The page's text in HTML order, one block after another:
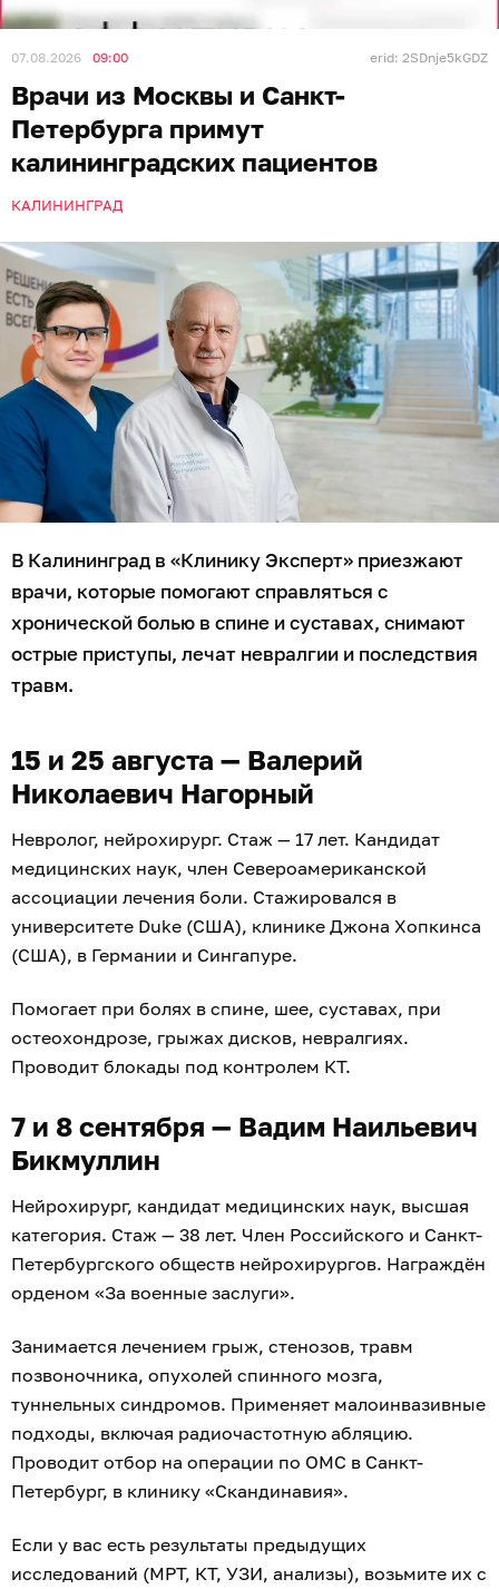
07.08.2026 09:00 erid: 2SDnje5kGDZ
Врачи из Москвы и Санкт-
Петербурга примут
калининградских пациентов
КАЛИНИНГРАД
В Калининград в «Клинику Эксперт» приезжают
врачи, которые помогают справляться с
хронической болью в спине и суставах, снимают
острые приступы, лечат невралгии и последствия
травм.
15 и 25 августа — Валерий
Николаевич Нагорный
Невролог, нейрохирург. Стаж — 17 лет. Кандидат
медицинских наук, член Североамериканской
ассоциации лечения боли. Стажировался в
университете Duke (США), клинике Джона Хопкинса
(США), в Германии и Сингапуре.
Помогает при болях в спине, шее, суставах, при
остеохондрозе, грыжах дисков, невралгиях.
Проводит блокады под контролем КТ.
7 и 8 сентября — Вадим Наильевич
Бикмуллин
Нейрохирург, кандидат медицинских наук, высшая
категория. Стаж — 38 лет. Член Российского и Санкт-
Петербургского обществ нейрохирургов. Награждён
орденом «За военные заслуги».
Занимается лечением грыж, стенозов, травм
позвоночника, опухолей спинного мозга,
туннельных синдромов. Применяет малоинвазивные
подходы, включая радиочастотную абляцию.
Проводит отбор на операции по ОМС в Санкт-
Петербург, в клинику «Скандинавия».
Если у вас есть результаты предыдущих
исследований (МРТ, КТ, УЗИ, анализы), возьмите их с